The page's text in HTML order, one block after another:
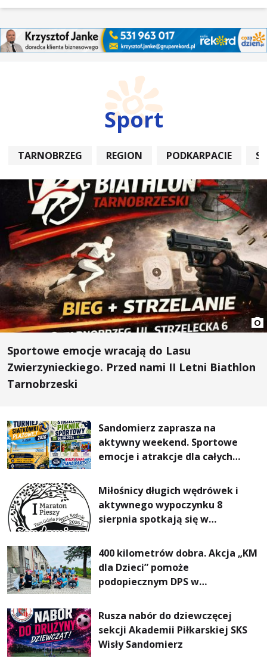
Sport
TARNOBRZEG REGION PODKARPACIE
Sportowe emocje wracają do Lasu
Zwierzynieckiego. Przed nami II Letni Biathlon
Tarnobrzeski
Sandomierz zaprasza na
aktywny weekend. Sportowe
emocje i atrakcje dla całych
Miłośnicy długich wędrówek i
aktywnego wypoczynku 8
sierpnia spotkają się w
Pieszym „Tam Gdzie Pieprz
Rośnie”
400 kilometrów dobra. Akcja „KM
dla Dzieci” pomoże
podopiecznym DPS w
Rusza nabór do dziewczęcej
sekcji Akademii Piłkarskiej SKS
Wisły Sandomierz